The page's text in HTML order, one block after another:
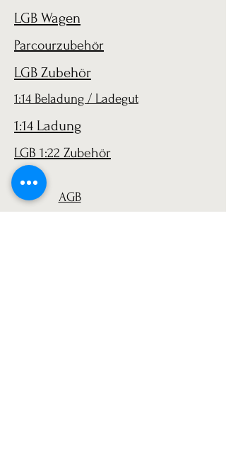
LGB Wagen
Parcourzubehör
LGB Zubehör
1:14 Beladung / Ladegut
1:14 Ladung
LGB 1:22 Zubehör
AGB